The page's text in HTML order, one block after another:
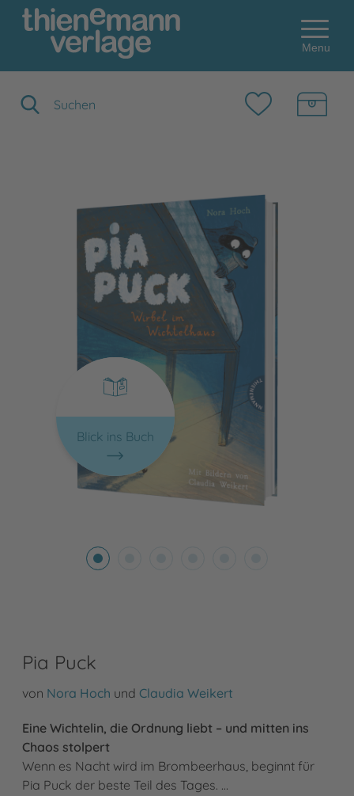
Menu
Blick ins Buch
Pia Puck
von Nora Hoch und Claudia Weikert
Eine Wichtelin, die Ordnung liebt – und mitten ins
Chaos stolpert
Wenn es Nacht wird im Brombeerhaus, beginnt für
Pia Puck der beste Teil des Tages. …